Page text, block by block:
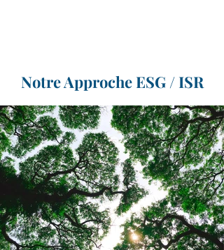
Notre Approche ESG / ISR